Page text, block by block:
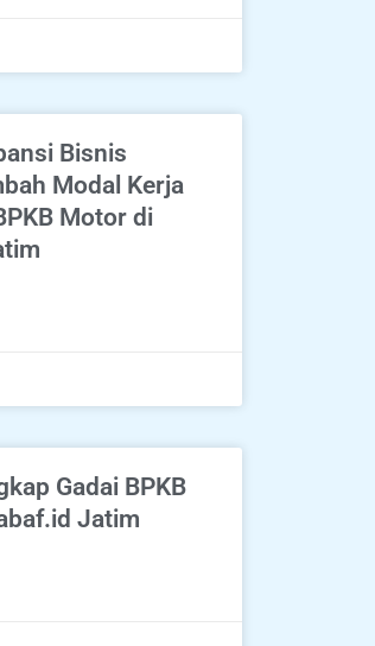
Bisnis
Modal Kerja
Motor di
Gadai BPKB
Jatim